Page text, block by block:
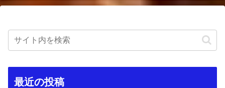
最近の投稿